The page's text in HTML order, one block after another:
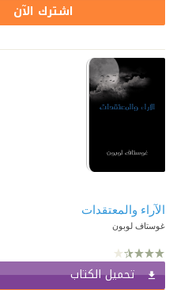
اشترك الآن
الآراء والمعتقدات
غوستاف لوبون
تحميل الكتاب